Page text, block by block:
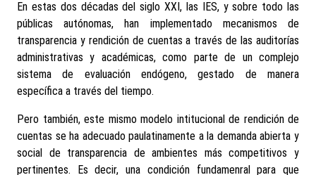
En estas dos décadas del siglo XXI, las IES, y sobre todo las
públicas autónomas, han implementado mecanismos de
transparencia y rendición de cuentas a través de las auditorías
administrativas y académicas, como parte de un complejo
sistema de evaluación endógeno, gestado de manera
específica a través del tiempo.
Pero también, este mismo modelo intitucional de rendición de
cuentas se ha adecuado paulatinamente a la demanda abierta y
social de transparencia de ambientes más competitivos y
pertinentes. Es decir, una condición fundamenral para que